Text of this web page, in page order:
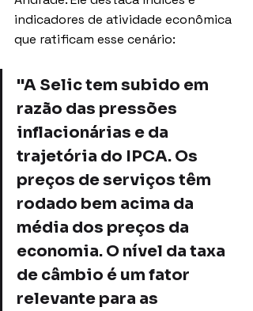
indicadores de atividade econômica
que ratificam esse cenário:
"A Selic tem subido em
razão das pressões
inflacionárias e da
trajetória do IPCA. Os
preços de serviços têm
rodado bem acima da
média dos preços da
economia. O nível da taxa
de câmbio é um fator
relevante para as